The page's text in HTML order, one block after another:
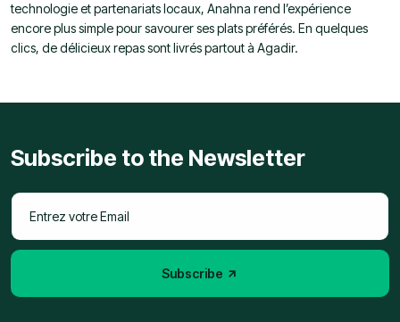
technologie et partenariats locaux, Anahna rend l’expérience
encore plus simple pour savourer ses plats préférés. En quelques
clics, de délicieux repas sont livrés partout à Agadir.
Subscribe to the Newsletter
Subscribe